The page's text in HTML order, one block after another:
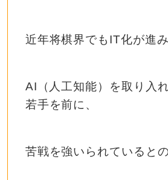
近年将棋界でもIT化が進み
AI（人工知能）を取り入
若手を前に、
苦戦を強いられているとの